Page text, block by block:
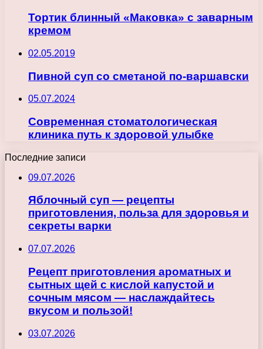
Тортик блинный «Маковка» с заварным
кремом
02.05.2019
Пивной суп со сметаной по-варшавски
05.07.2024
Современная стоматологическая
клиника путь к здоровой улыбке
Последние записи
09.07.2026
Яблочный суп — рецепты
приготовления, польза для здоровья и
секреты варки
07.07.2026
Рецепт приготовления ароматных и
сытных щей с кислой капустой и
сочным мясом — наслаждайтесь
вкусом и пользой!
03.07.2026